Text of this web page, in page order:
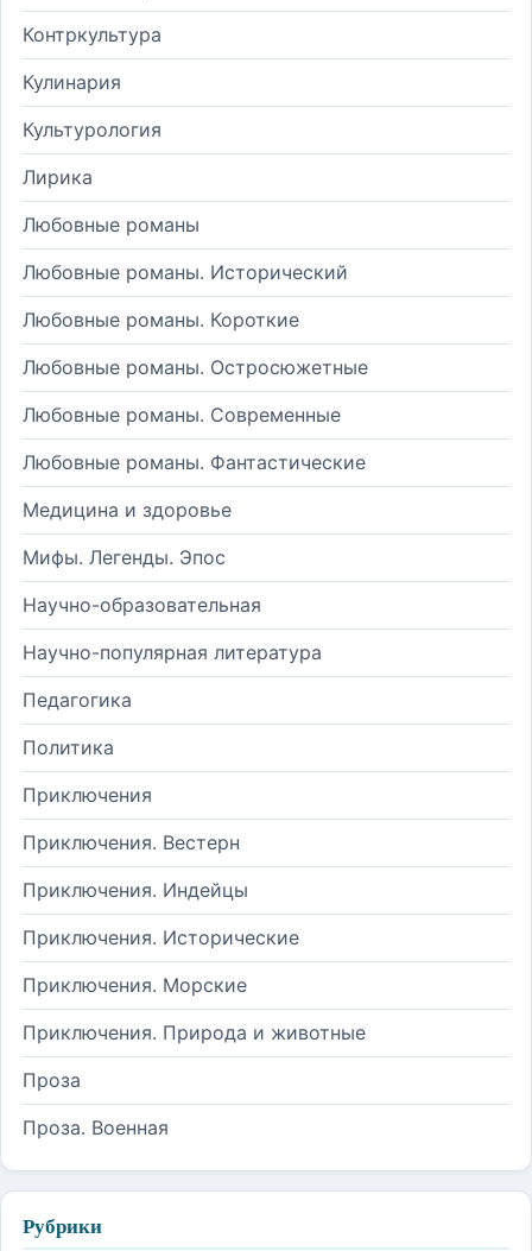
Контркультура
Кулинария
Культурология
Лирика
Любовные романы
Любовные романы. Исторический
Любовные романы. Короткие
Любовные романы. Остросюжетные
Любовные романы. Современные
Любовные романы. Фантастические
Медицина и здоровье
Мифы. Легенды. Эпос
Научно-образовательная
Научно-популярная литература
Педагогика
Политика
Приключения
Приключения. Вестерн
Приключения. Индейцы
Приключения. Исторические
Приключения. Морские
Приключения. Природа и животные
Проза
Проза. Военная
Рубрики